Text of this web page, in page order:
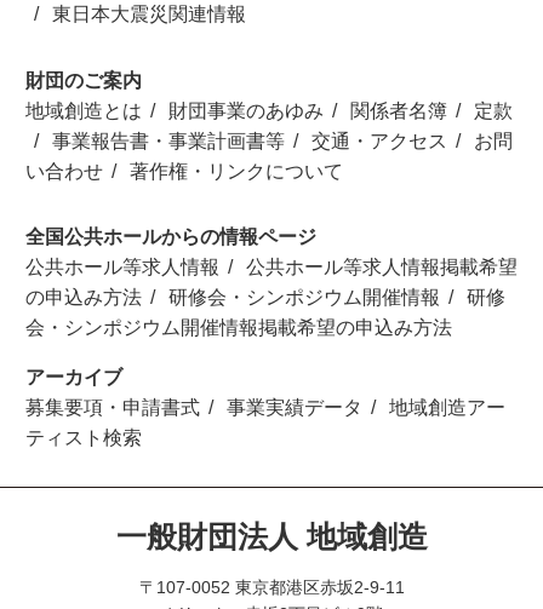
東日本大震災関連情報
財団のご案内
地域創造とは
財団事業のあゆみ 関係者名簿
定款
事業報告書・事業計画書等
交通・アクセス
お問
い合わせ
著作権・リンクについて
全国公共ホールからの情報ページ
公共ホール等求人情報
公共ホール等求人情報掲載希望
の申込み方法
研修会・シンポジウム開催情報
研修
会・シンポジウム開催情報掲載希望の申込み方法
アーカイブ
募集要項・申請書式
事業実績データ
地域創造アー
ティスト検索
一般財団法人 地域創造
〒107-0052 東京都港区赤坂2-9-11